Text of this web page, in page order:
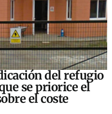
del refugio
se priorice el
el coste